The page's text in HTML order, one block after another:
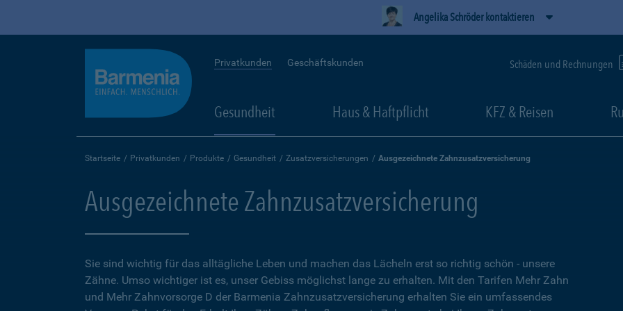
Angelika Schröder kontaktieren
Privatkunden Geschäftskunden Schäden und Rechnungen
Gesundheit Haus & Haftpflicht KFZ & Reisen
Startseite Privatkunden Produkte Gesundheit Zusatzversicherungen Ausgezeichnete Zahnzusatzversicherung
Ausgezeichnete Zahnzusatzversicherung
Sie sind wichtig für das alltägliche Leben und machen das Lächeln erst so richtig schön - unsere
Zähne. Umso wichtiger ist es, unser Gebiss möglichst lange zu erhalten. Mit den Tarifen Mehr Zahn
und Mehr Zahnvorsorge D der Barmenia Zahnzusatzversicherung erhalten Sie ein umfassendes